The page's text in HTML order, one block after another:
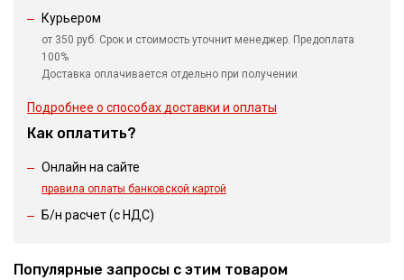
Курьером
от 350 руб. Срок и стоимость уточнит менеджер. Предоплата
100%
Доставка оплачивается отдельно при получении
Подробнее о способах доставки и оплаты
Как оплатить?
Онлайн на сайте
правила оплаты банковской картой
Б/н расчет (c НДС)
Популярные запросы с этим товаром